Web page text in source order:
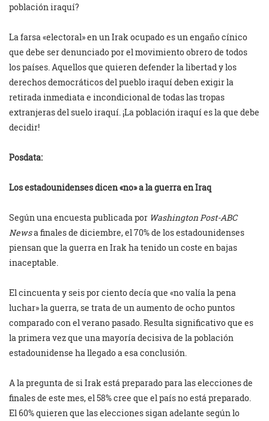
población iraquí?
La farsa «electoral» en un Irak ocupado es un engaño cínico
que debe ser denunciado por el movimiento obrero de todos
los países. Aquellos que quieren defender la libertad y los
derechos democráticos del pueblo iraquí deben exigir la
retirada inmediata e incondicional de todas las tropas
extranjeras del suelo iraquí. ¡La población iraquí es la que debe
decidir!
Posdata:
Los estadounidenses dicen «no» a la guerra en Iraq
Según una encuesta publicada por Washington Post-ABC
Newsa finales de diciembre, el 70% de los estadounidenses
piensan que la guerra en Irak ha tenido un coste en bajas
inaceptable.
El cincuenta y seis por ciento decía que «no valía la pena
luchar» la guerra, se trata de un aumento de ocho puntos
comparado con el verano pasado. Resulta significativo que es
la primera vez que una mayoría decisiva de la población
estadounidense ha llegado a esa conclusión.
A la pregunta de si Irak está preparado para las elecciones de
finales de este mes, el 58% cree que el país no está preparado.
El 60% quieren que las elecciones sigan adelante según lo